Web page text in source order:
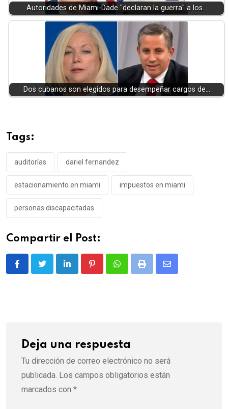
Autoridades de Miami-Dade "declaran la guerra" a los…
Dos cubanos son elegidos para desempeñar cargos de…
Tags:
auditorías dariel fernandez
estacionamiento en miami impuestos en miami
personas discapacitadas
Compartir el Post:
LinkedIn PinterestWhatsappPrint
Share
Deja una respuesta
Tu dirección de correo electrónico no será
publicada. Los campos obligatorios están
marcados con *